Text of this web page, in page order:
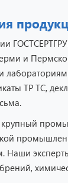
и
ТР ТС,
Наши